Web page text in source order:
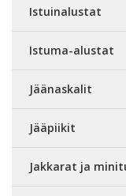
Istuinalustat
Istuma-alustat
Jäänaskalit
Jääpiikit
Jakkarat ja